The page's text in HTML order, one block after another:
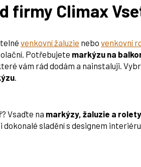
firmy Climax
venkovní žaluzie nebo venkovní
Potřebujete markýzu na
vám rád dodám a nainstaluji.
.
Vsaďte na markýzy, žaluzie a
sladění s designem